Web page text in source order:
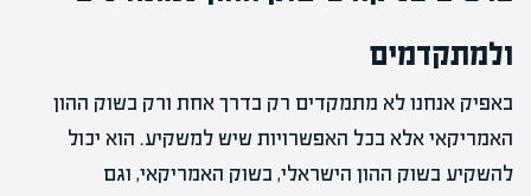
ולמתקדמים
באפיק אנחנו לא מתמקדים רק בדרך אחת ורק בשוק ההון
האמריקאי אלא בכל האפשרויות שיש למשקיע. הוא יכול
להשקיע בשוק ההון הישראלי, בשוק האמריקאי, וגם